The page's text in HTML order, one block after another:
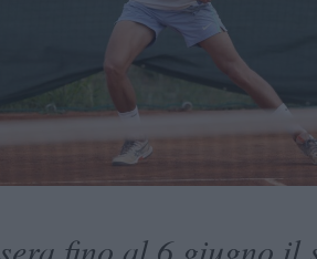
fino al 6 giugno il